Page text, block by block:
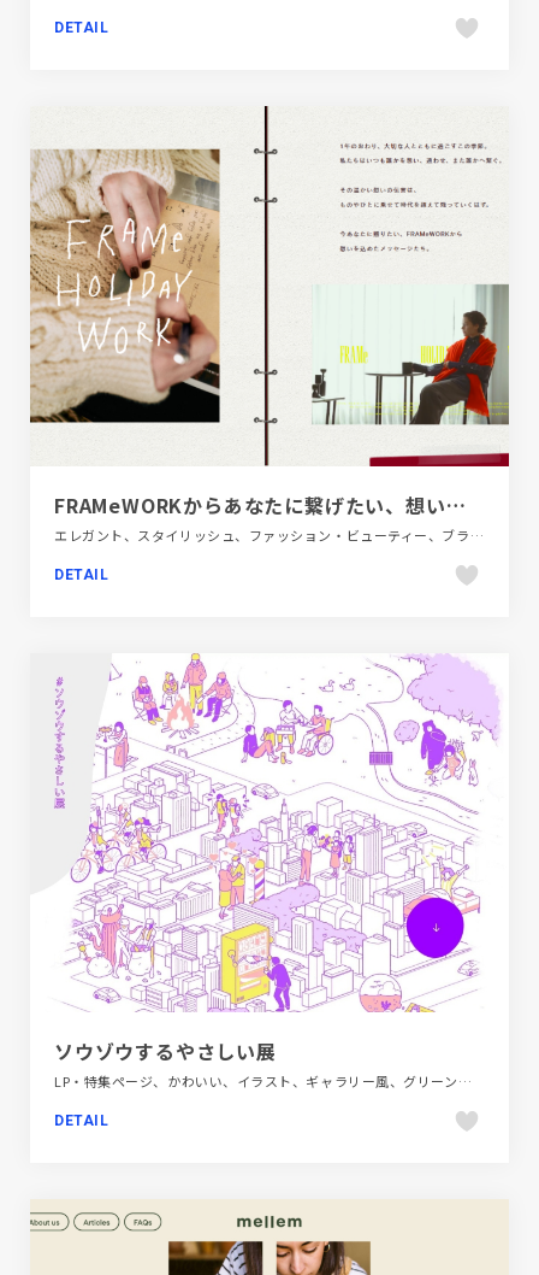
DETAIL
FRAMeWORKからあなたに繋げたい、想いを込めたメッセージ | FRAMeWORK | 特集 | BAYCREW’S STORE
エレガント、スタイリッシュ、ファッション・ビューティー、ブランド・サービスサイト、ベージュ・ゴールド系、ポップ、レッド系
DETAIL
ソウゾウするやさしい展
LP・特集ページ、かわいい、イラスト、ギャラリー風、グリーン系、グレー系、デザイン・アート・音楽・文芸、ナチュラル、パープル系、ベージュ・ゴールド系、モーション多め、手書き・ハンドメイド
DETAIL